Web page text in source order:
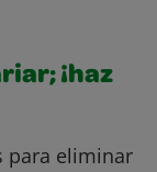
¡haz
para eliminar